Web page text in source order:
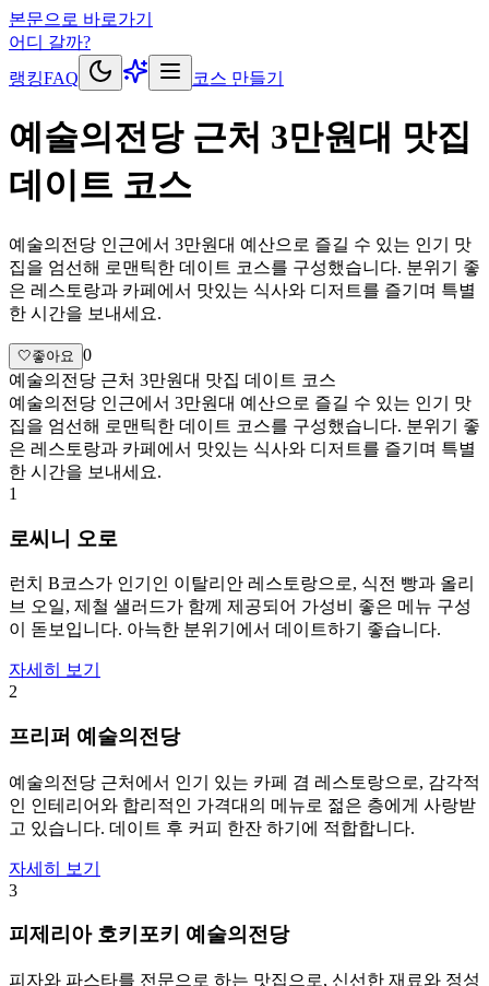
본문으로 바로가기
어디 갈까?
랭킹FAQ 코스 만들기
예술의전당 근처 3만원대 맛집
데이트 코스
예술의전당 인근에서 3만원대 예산으로 즐길 수 있는 인기 맛
집을 엄선해 로맨틱한 데이트 코스를 구성했습니다. 분위기 좋
은 레스토랑과 카페에서 맛있는 식사와 디저트를 즐기며 특별
한 시간을 보내세요.
🤍좋아요
0
예술의전당 근처 3만원대 맛집 데이트 코스
예술의전당 인근에서 3만원대 예산으로 즐길 수 있는 인기 맛
집을 엄선해 로맨틱한 데이트 코스를 구성했습니다. 분위기 좋
은 레스토랑과 카페에서 맛있는 식사와 디저트를 즐기며 특별
한 시간을 보내세요.
1
로씨니 오로
런치 B코스가 인기인 이탈리안 레스토랑으로, 식전 빵과 올리
브 오일, 제철 샐러드가 함께 제공되어 가성비 좋은 메뉴 구성
이 돋보입니다. 아늑한 분위기에서 데이트하기 좋습니다.
자세히 보기
2
프리퍼 예술의전당
예술의전당 근처에서 인기 있는 카페 겸 레스토랑으로, 감각적
인 인테리어와 합리적인 가격대의 메뉴로 젊은 층에게 사랑받
고 있습니다. 데이트 후 커피 한잔 하기에 적합합니다.
자세히 보기
3
피제리아 호키포키 예술의전당
피자와 파스타를 전문으로 하는 맛집으로, 신선한 재료와 정성